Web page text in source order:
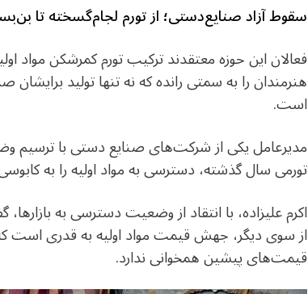
سقوط آزاد صنایع‌دستی؛ از تورم لجام‌گسخته تا
فعالان این حوزه معتقدند ترکیب تورم کمرشکن مواد
هنرمندان را به سمتی رانده که نه تنها تولید
است.
مدیرعامل یکی از شرکت‌های صنایع‌ دستی با ترسیم
تورمی سال گذشته، دسترسی به مواد اولیه را به
اکرم علیزاده، با انتقاد از وضعیت دسترسی به
از سوی دیگر، جهش قیمت مواد اولیه به قدری است
قیمت‌های پیشین همخوانی ندارد.